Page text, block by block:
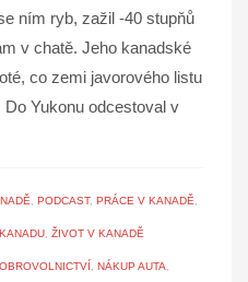
ním ryb, zažil -40 stupňů
v chatě. Jeho kanadské
co zemi javorového listu
Yukonu odcestoval v
, PODCAST, PRÁCE V KANADĚ,
, ŽIVOT V KANADĚ
, NÁKUP AUTA,